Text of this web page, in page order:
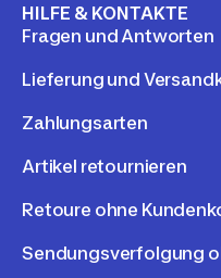
HILFE & KONTAKTE
Fragen und Antworten
Lieferung und
Zahlungsarten
Artikel retournieren
Retoure ohne
Sendungsverfolgung